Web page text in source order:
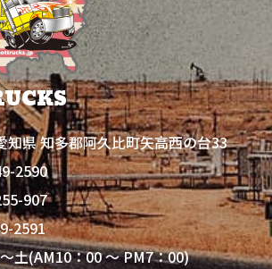
知県 知多郡阿久比町矢高西の台33
2590
907
2591
土(AM10：00 ～ PM7：00)